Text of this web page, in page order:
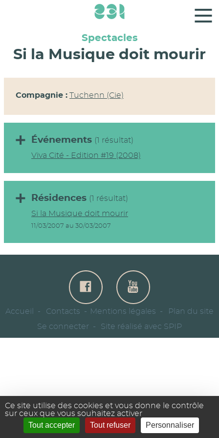
Panneau de gestion des cookies
Ce site utilise des cookies et vous donne le contrôle
sur ceux que vous souhaitez activer
Tout accepter Tout refuser Personnaliser
Spectacles
Si la Musique doit mourir
Compagnie : Tuchenn (Cie)
Événements (1 résultat)
Viva Cité - Edition #19 (2008)
Résidences (1 résultat)
Si la Musique doit mourir
11/03/2007 au 30/03/2007
Accueil Contacts Mentions légales
Plan du site
Se connecter
Site réalisé avec SPIP